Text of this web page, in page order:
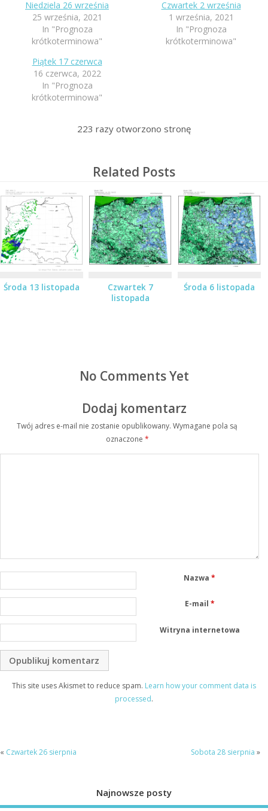
Niedziela 26 września
25 września, 2021
In "Prognoza
krótkoterminowa"
Czwartek 2 września
1 września, 2021
In "Prognoza
krótkoterminowa"
Piątek 17 czerwca
16 czerwca, 2022
In "Prognoza
krótkoterminowa"
223 razy otworzono stronę
Related Posts
Środa 13 listopada
Czwartek 7
listopada
Środa 6 listopada
No Comments Yet
Dodaj komentarz
Twój adres e-mail nie zostanie opublikowany. Wymagane pola są
oznaczone *
Nazwa*
E-mail *
Witryna internetowa
This site uses Akismet to reduce spam. Learn how your comment data is
processed.
« Czwartek 26 sierpnia Sobota 28 sierpnia »
Najnowsze posty